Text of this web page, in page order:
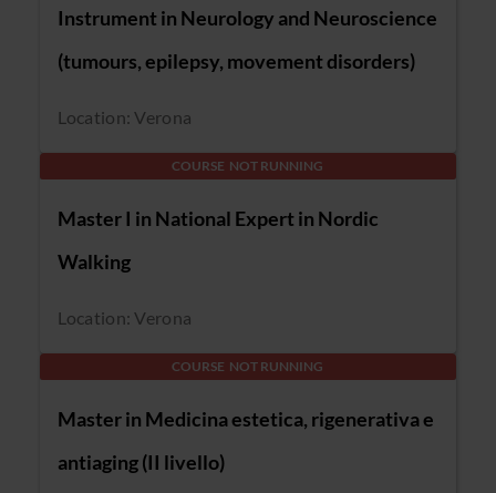
Instrument in Neurology and Neuroscience
(tumours, epilepsy, movement disorders)
Location: Verona
COURSE NOT RUNNING
Master I in National Expert in Nordic
Walking
Location: Verona
COURSE NOT RUNNING
Master in Medicina estetica, rigenerativa e
antiaging (II livello)